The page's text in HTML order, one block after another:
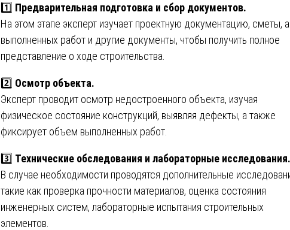
1️⃣ Предварительная подготовка и сбор документов.
На этом этапе эксперт изучает проектную документацию, сметы,
выполненных работ и другие документы, чтобы получить полное
представление о ходе строительства.
2️⃣ Осмотр объекта.
Эксперт проводит осмотр недостроенного объекта, изучая
физическое состояние конструкций, выявляя дефекты, а также
фиксирует объем выполненных работ.
3️⃣ Технические обследования и лабораторные исследования.
В случае необходимости проводятся дополнительные
такие как проверка прочности материалов, оценка состояния
инженерных систем, лабораторные испытания строительных
элементов.